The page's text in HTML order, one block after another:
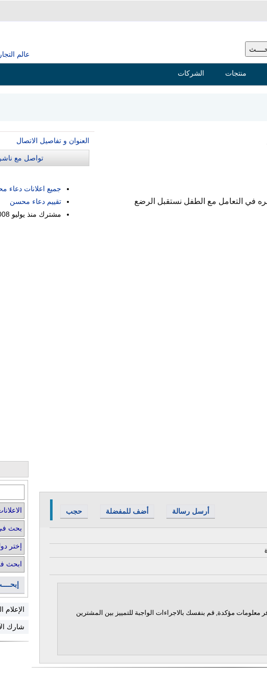
عالم
منتجات الشركات
في التعامل مع الطفل نستقبل الرضع
العنوان و تفاصيل الاتصال
تواصل مع
جميع اعلانات دعاء
تقييم دعاء محسن
مشترك منذ يوليو 2008
حجب أضف للمفضلة أرسل رسالة
معلومات مؤكدة, قم بنفسك بالاجراءات الواجبة للتمييز بين المشترين
الإعلام
شارك